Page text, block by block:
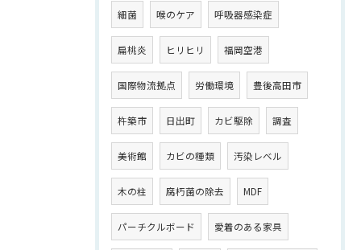
細菌 喉のケア 呼吸器感染症
扁桃炎 ヒリヒリ 福岡空港
国際物流拠点 労働環境 豊後高田市
杵築市 日出町 カビ駆除 調査
美術館 カビの種類 汚染レベル
木の柱 腐朽菌の除去 MDF
パーチクルボード 愛着のある家具